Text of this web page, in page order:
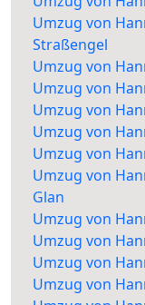
Umzug von
Straßengel
Umzug von
Umzug von
Umzug von
Umzug von
Umzug von
Umzug von
Glan
Umzug von
Umzug von
Umzug von
Umzug von